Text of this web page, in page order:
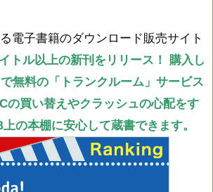
電子書籍のダウンロード販売サイト
トル以上の新刊をリリース！
購入し
無料の「トランクルーム」サービス
の買い替えやクラッシュの心配をす
の本棚に安心して蔵書できます。